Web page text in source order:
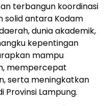
terbangun koordinasi
solid antara Kodam
dunia akademik,
kepentingan
mampu
mempercepat
serta meningkatkan
Lampung.